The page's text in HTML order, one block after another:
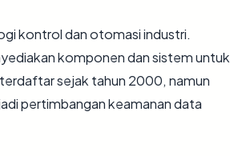
kontrol dan otomasi industri.
komponen dan sistem untuk
sejak tahun 2000, namun
pertimbangan keamanan data